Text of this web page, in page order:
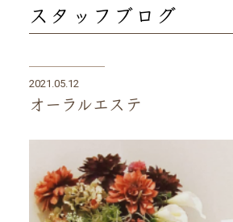
スタッフブログ
2021.05.12
オーラルエステ